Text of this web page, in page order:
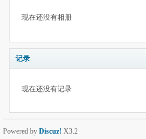
现在还没有相册
记录
现在还没有记录
Powered by Discuz! X3.2